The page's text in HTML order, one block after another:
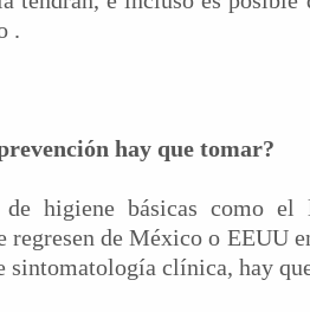
.
hay que tomar?
higiene básicas como el
regresen de México o EEUU
sintomatología clínica, hay